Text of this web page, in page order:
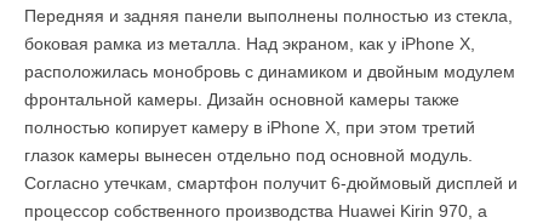
Передняя и задняя панели выполнены полностью из стекла,
боковая рамка из металла. Над экраном, как у iPhone X,
расположилась монобровь с динамиком и двойным модулем
фронтальной камеры. Дизайн основной камеры также
полностью копирует камеру в iPhone X, при этом третий
глазок камеры вынесен отдельно под основной модуль.
Согласно утечкам, смартфон получит 6-дюймовый дисплей и
процессор собственного производства Huawei Kirin 970, а